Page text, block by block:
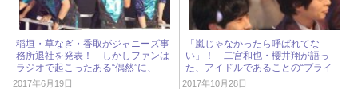
稲垣・草なぎ・香取がジャニーズ事
務所退社を発表！ しかしファンは
ラジオで起こったある“偶然”に、
「鳥肌立った」と感動
2017年6月19日
「嵐じゃなかったら呼ばれてな
い」！ 二宮和也・櫻井翔が語っ
た、アイドルであることの“プライ
ド”
2017年10月28日